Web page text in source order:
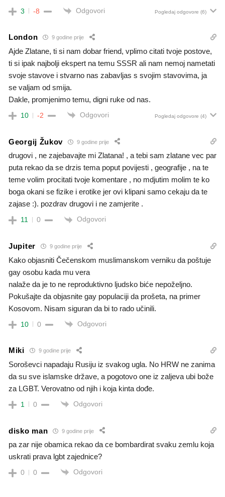
3 -8 Odgovori Pogledaj odgovore (6)
London 9 godine prije
Ajde Zlatane, ti si nam dobar friend, vplimo citati tvoje postove,
ti si ipak najbolji ekspert na temu SSSR ali nam nemoj nametati
svoje stavove i stvarno nas zabavljas s svojim stavovima, ja
se valjam od smija.
Dakle, promjenimo temu, digni ruke od nas.
10 -2 Odgovori Pogledaj odgovore (4)
Georgij Žukov 9 godine prije
drugovi , ne zajebavajte mi Zlatana! , a tebi sam zlatane vec par
puta rekao da se drzis tema poput povijesti , geografije , na te
teme volim procitati tvoje komentare , no mdjutim molim te ko
boga okani se fizike i erotike jer ovi klipani samo cekaju da te
zajase :). pozdrav drugovi i ne zamjerite .
11 0 Odgovori
Jupiter 9 godine prije
Kako objasniti Čečenskom muslimanskom verniku da poštuje
gay osobu kada mu vera
nalaže da je to ne reproduktivno ljudsko biće nepoželjno.
Pokušajte da objasnite gay populaciji da prošeta, na primer
Kosovom. Nisam siguran da bi to rado učinili.
10 0 Odgovori
Miki 9 godine prije
Soroševci napadaju Rusiju iz svakog ugla. No HRW ne zanima
da su sve islamske države, a pogotovo one iz zaljeva ubi bože
za LGBT. Verovatno od njih i koja kinta dođe.
1 0 Odgovori
disko man 9 godine prije
pa zar nije obamica rekao da ce bombardirat svaku zemlu koja
uskrati prava lgbt zajednice?
0 0 Odgovori